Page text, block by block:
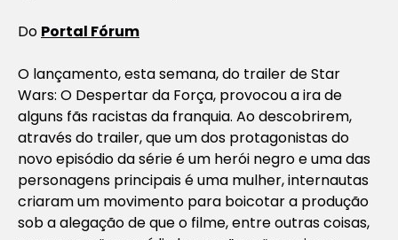
Do Portal Fórum
O lançamento, esta semana, do trailer deStar
Wars: O Despertar da Força, provocou a ira de
alguns fãs racistas da franquia. Ao descobrirem,
através do trailer, que um dos protagonistas do
novo episódio da série é um herói negro e uma das
personagens principais é uma mulher, internautas
criaram um movimento para boicotar a produção
sob a alegação de que o filme, entre outras coisas,